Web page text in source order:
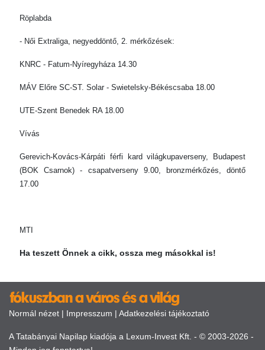
Röplabda
- Női Extraliga, negyeddöntő, 2. mérkőzések:
KNRC - Fatum-Nyíregyháza 14.30
MÁV Előre SC-ST. Solar - Swietelsky-Békéscsaba 18.00
UTE-Szent Benedek RA 18.00
Vívás
Gerevich-Kovács-Kárpáti férfi kard világkupaverseny, Budapest
(BOK Csarnok) - csapatverseny 9.00, bronzmérkőzés, döntő
17.00
MTI
Ha teszett Önnek a cikk, ossza meg másokkal is!
Normál nézet | Impresszum | Adatkezelési tájékoztató
A Tatabányai Napilap kiadója a Lexum-Invest Kft. - © 2003-2026 -